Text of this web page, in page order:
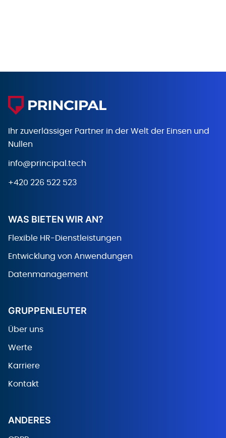
Ihr zuverlässiger Partner in der Welt der Einsen und
Nullen
info@principal.tech
+420 226 522 523
WAS BIETEN WIR AN?
Flexible HR-Dienstleistungen
Entwicklung von Anwendungen
Datenmanagement
GRUPPENLEUTER
Über uns
Werte
Karriere
Kontakt
ANDERES